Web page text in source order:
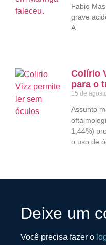
Fabio
grave
A
Colírio
para o
15 de
Assunto
1,44%)
o uso de
Deixe um
Você precisa fazer o